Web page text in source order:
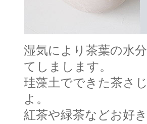
湿気により茶葉の水
てしまします。
珪藻土でできた茶さ
よ。
紅茶や緑茶などお好